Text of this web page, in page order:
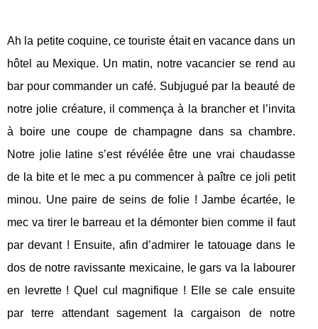
Ah la petite coquine, ce touriste était en vacance dans un
hôtel au Mexique. Un matin, notre vacancier se rend au
bar pour commander un café. Subjugué par la beauté de
notre jolie créature, il commença à la brancher et l’invita
à boire une coupe de champagne dans sa chambre.
Notre jolie latine s’est révélée être une vrai chaudasse
de la bite et le mec a pu commencer à paître ce joli petit
minou. Une paire de seins de folie ! Jambe écartée, le
mec va tirer le barreau et la démonter bien comme il faut
par devant ! Ensuite, afin d’admirer le tatouage dans le
dos de notre ravissante mexicaine, le gars va la labourer
en levrette ! Quel cul magnifique ! Elle se cale ensuite
par terre attendant sagement la cargaison de notre